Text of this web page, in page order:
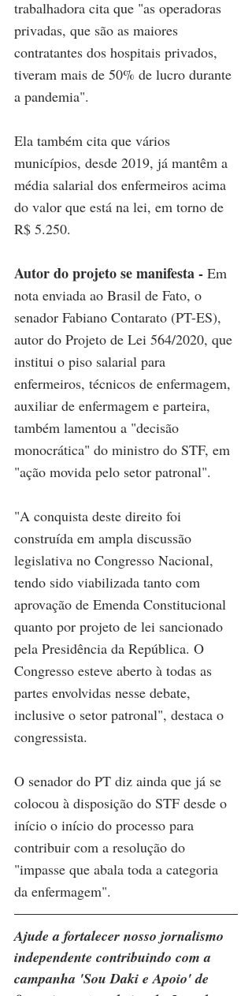
trabalhadora cita que "as operadoras
privadas, que são as maiores
contratantes dos hospitais privados,
tiveram mais de 50% de lucro durante
a pandemia".
Ela também cita que vários
municípios, desde 2019, já mantêm a
média salarial dos enfermeiros acima
do valor que está na lei, em torno de
R$ 5.250.
Autor do projeto se manifesta - Em
nota enviada ao Brasil de Fato, o
senador Fabiano Contarato (PT-ES),
autor do Projeto de Lei 564/2020, que
institui o piso salarial para
enfermeiros, técnicos de enfermagem,
auxiliar de enfermagem e parteira,
também lamentou a "decisão
monocrática" do ministro do STF, em
"ação movida pelo setor patronal".
"A conquista deste direito foi
construída em ampla discussão
legislativa no Congresso Nacional,
tendo sido viabilizada tanto com
aprovação de Emenda Constitucional
quanto por projeto de lei sancionado
pela Presidência da República. O
Congresso esteve aberto à todas as
partes envolvidas nesse debate,
inclusive o setor patronal", destaca o
congressista.
O senador do PT diz ainda que já se
colocou à disposição do STF desde o
início o início do processo para
contribuir com a resolução do
"impasse que abala toda a categoria
da enfermagem".
Ajude a fortalecer nosso jornalismo
independente contribuindo com a
campanha 'Sou Daki e Apoio' de